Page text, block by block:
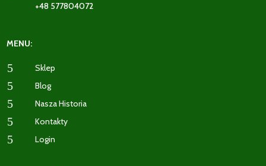
+48 577804072
MENU:
5 Sklep
5 Blog
5 Nasza Historia
5 Kontakty
5 Login